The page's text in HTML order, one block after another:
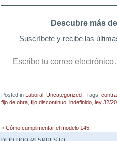
Descubre más
Suscríbete y recibe las
electrónico…
Posted in Laboral Uncategorized | Tags:
fijo de obra fijo discontinuo indefinido ley 32/
« Cómo cumplimentar el modelo 145